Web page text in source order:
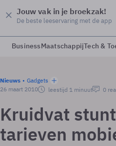
Jouw vak in je broekzak!
De beste leeservaring met de app
BusinessMaatschappijTech &
Nieuws
Gadgets
26 maart 2010
leestijd 1 minuut 0
Kruidvat
tarieven